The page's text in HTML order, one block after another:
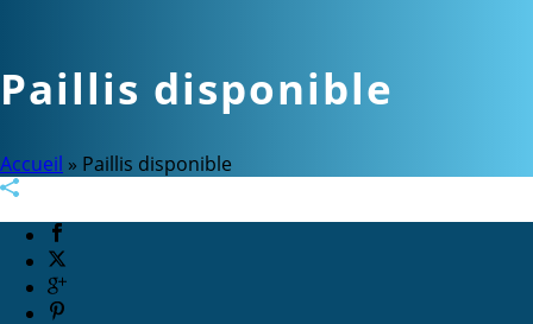
Paillis disponible
Accueil » Paillis disponible